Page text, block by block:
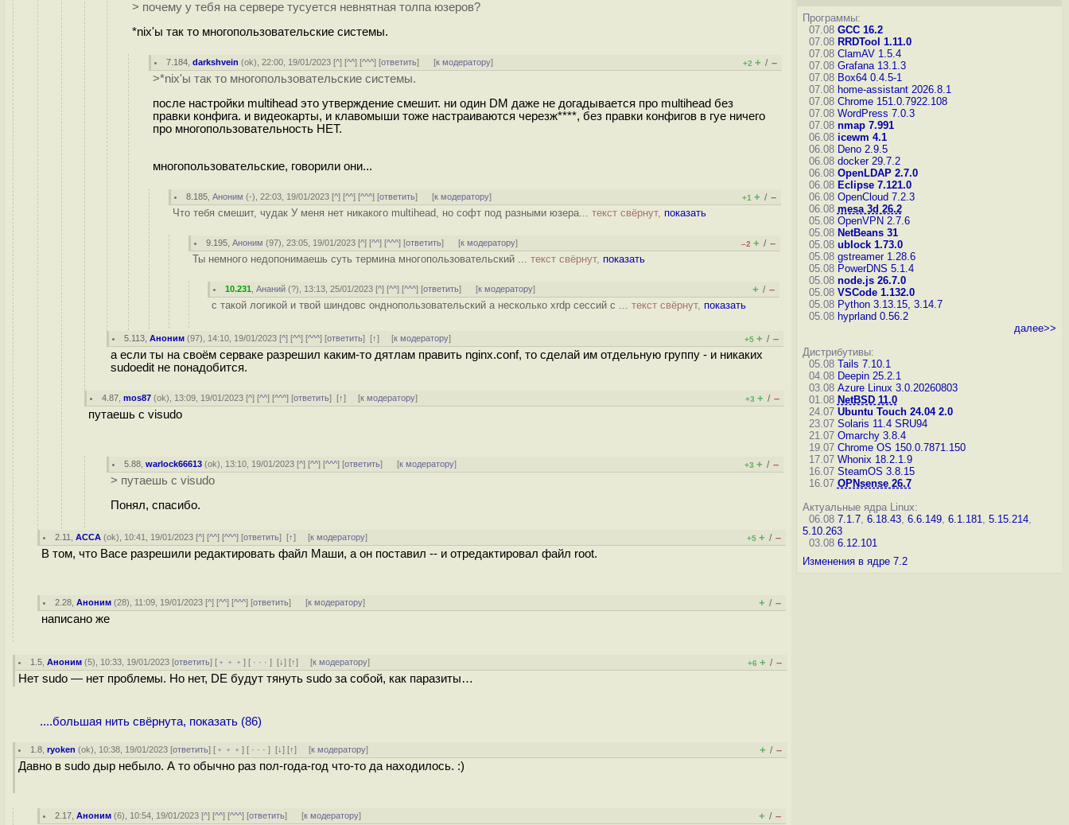
> почему у тебя на сервере тусуется невнятная толпа юзеров?
*nix'ы так то многопользовательские системы.
7.184 ,darkshvein (ok), 22:00, 19/01/2023 [^] [^^] [^^^] [ответить] [к модератору] +2 + / –
>*nix'ы так то многопользовательские системы.
после настройки multihead это утверждение смешит. ни один DM даже не догадывается про multihead без
правки конфига. и видеокарты, и клавомыши тоже настраиваются черезж****, без правки конфигов в гуе ничего
про многопользовательность НЕТ.
многопользовательские, говорили они...
8.185 ,Аноним (-), 22:03, 19/01/2023 [^] [^^] [^^^] [ответить] [к модератору] +1 + / –
Что тебя смешит, чудак У меня нет никакого multihead, но софт под разными юзера... текст свёрнут, показать
9.195 ,Аноним (97), 23:05, 19/01/2023 [^] [^^] [^^^] [ответить] [к модератору] –2 + / –
Ты немного недопонимаешь суть термина многопользовательский ... текст свёрнут, показать
10.231 ,Ананий (?), 13:13, 25/01/2023 [^] [^^] [^^^] [ответить] [к модератору] + / –
с такой логикой и твой шиндовс онднопользовательский а несколько xrdp сессий с ... текст свёрнут, показать
5.113 ,Аноним (97), 14:10, 19/01/2023 [^] [^^] [^^^] [ответить][↑] [к модератору] +5 + / –
а если ты на своём серваке разрешил каким-то дятлам править nginx.conf, то сделай им отдельную группу - и никаких
sudoedit не понадобится.
4.87 ,mos87 (ok), 13:09, 19/01/2023 [^] [^^] [^^^] [ответить][↑] [к модератору] +3 + / –
путаешь с visudo
5.88 ,warlock66613 (ok), 13:10, 19/01/2023 [^] [^^] [^^^] [ответить] [к модератору] +3 + / –
> путаешь с visudo
Понял, спасибо.
2.11 ,ACCA (ok), 10:41, 19/01/2023 [^] [^^] [^^^] [ответить][↑] [к модератору] +5 + / –
В том, что Васе разрешили редактировать файл Маши, а он поставил -- и отредактировал файл root.
2.28 ,Аноним (28), 11:09, 19/01/2023 [^] [^^] [^^^] [ответить] [к модератору] + / –
написано же
1.5 ,Аноним (5), 10:33, 19/01/2023 [ответить] [ ﹢﹢﹢] [ · · ·][↓] [↑] [к модератору] +6 + / –
Нет sudo — нет проблемы. Но нет, DE будут тянуть sudo за собой, как паразиты…
....большая нить свёрнута, показать (86)
1.8 ,ryoken (ok), 10:38, 19/01/2023 [ответить] [ ﹢﹢﹢] [ · · ·][↓] [↑] [к модератору] + / –
Давно в sudo дыр небыло. А то обычно раз пол-года-год что-то да находилось. :)
2.17 ,Аноним (6), 10:54, 19/01/2023 [^] [^^] [^^^] [ответить] [к модератору] + / –
Программы:
07.08 GCC 16.2
07.08 RRDTool 1.11.0
07.08 ClamAV 1.5.4
07.08 Grafana 13.1.3
07.08 Box64 0.4.5-1
07.08 home-assistant 2026.8.1
07.08 Chrome 151.0.7922.108
07.08 WordPress 7.0.3
07.08 nmap 7.991
06.08 icewm 4.1
06.08 Deno 2.9.5
06.08 docker 29.7.2
06.08 OpenLDAP 2.7.0
06.08 Eclipse 7.121.0
06.08 OpenCloud 7.2.3
06.08 mesa 3d 26.2
05.08 OpenVPN 2.7.6
05.08 NetBeans 31
05.08 ublock 1.73.0
05.08 gstreamer 1.28.6
05.08 PowerDNS 5.1.4
05.08 node.js 26.7.0
05.08 VSCode 1.132.0
05.08 Python 3.13.15, 3.14.7
05.08 hyprland 0.56.2
далее>>
Дистрибутивы:
05.08 Tails 7.10.1
04.08 Deepin 25.2.1
03.08 Azure Linux 3.0.20260803
01.08 NetBSD 11.0
24.07 Ubuntu Touch 24.04 2.0
23.07 Solaris 11.4 SRU94
21.07 Omarchy 3.8.4
19.07 Chrome OS 150.0.7871.150
17.07 Whonix 18.2.1.9
16.07 SteamOS 3.8.15
16.07 OPNsense 26.7
Актуальные ядра Linux:
06.08 7.1.7, 6.18.43, 6.6.149, 6.1.181, 5.15.214,
5.10.263
03.08 6.12.101
Изменения в ядре 7.2